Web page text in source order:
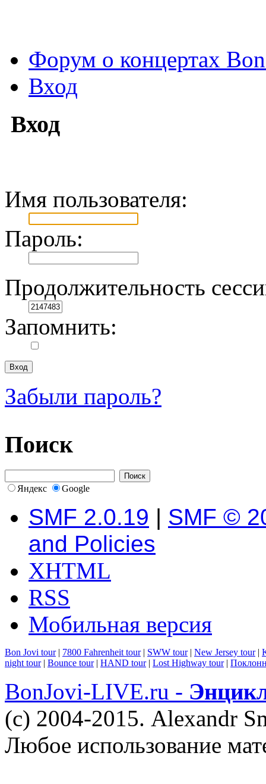
Форум о концертах
Вход
Вход
Имя пользователя:
Пароль:
Продолжительность
Запомнить:
Забыли пароль?
Поиск
Яндекс Google
SMF 2.0.19 | SMF ©
and Policies
XHTML
RSS
Мобильная версия
Bon Jovi tour| 7800 Fahrenheit tour| SWW tour| New Jersey tour|
night tour| Bounce tour| HAND tour| Lost Highway tour|
BonJovi-LIVE.ru -
(c) 2004-2015. Alexandr
Любое использование